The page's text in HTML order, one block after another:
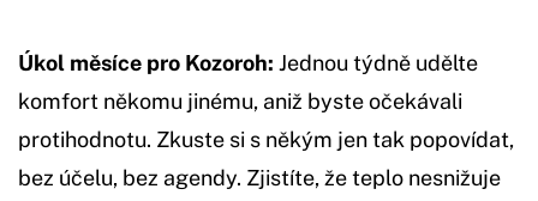
Úkol měsíce pro Kozoroh: Jednou týdně udělte
komfort někomu jinému, aniž byste očekávali
protihodnotu. Zkuste si s někým jen tak popovídat,
bez účelu, bez agendy. Zjistíte, že teplo nesnižuje